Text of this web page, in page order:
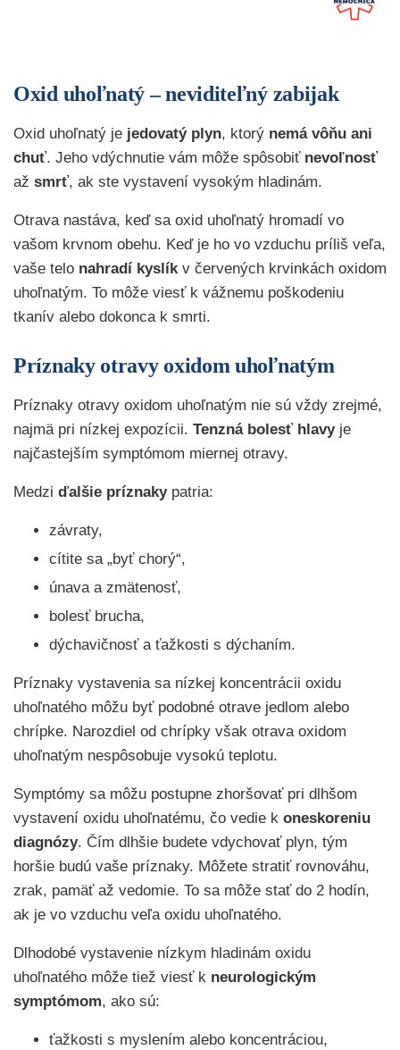
Oxid uhoľnatý – neviditeľný zabijak
Oxid uhoľnatý je jedovatý plyn, ktorý nemá vôňu ani
chuť. Jeho vdýchnutie vám môže spôsobiť nevoľnosť
až smrť, ak ste vystavení vysokým hladinám.
Otrava nastáva, keď sa oxid uhoľnatý hromadí vo
vašom krvnom obehu. Keď je ho vo vzduchu príliš veľa,
vaše telo nahradí kyslíkv červených krvinkách oxidom
uhoľnatým. To môže viesť k vážnemu poškodeniu
tkanív alebo dokonca k smrti.
Príznaky otravy oxidom uhoľnatým
Príznaky otravy oxidom uhoľnatým nie sú vždy zrejmé,
najmä pri nízkej expozícii. Tenzná bolesť hlavyje
najčastejším symptómom miernej otravy.
Medzi ďalšie príznakypatria:
závraty,
cítite sa „byť chorý“,
únava a zmätenosť,
bolesť brucha,
dýchavičnosť a ťažkosti s dýchaním.
Príznaky vystavenia sa nízkej koncentrácii oxidu
uhoľnatého môžu byť podobné otrave jedlom alebo
chrípke. Narozdiel od chrípky však otrava oxidom
uhoľnatým nespôsobuje vysokú teplotu.
Symptómy sa môžu postupne zhoršovať pri dlhšom
vystavení oxidu uhoľnatému, čo vedie k oneskoreniu
diagnózy. Čím dlhšie budete vdychovať plyn, tým
horšie budú vaše príznaky. Môžete stratiť rovnováhu,
zrak, pamäť až vedomie. To sa môže stať do 2 hodín,
ak je vo vzduchu veľa oxidu uhoľnatého.
Dlhodobé vystavenie nízkym hladinám oxidu
uhoľnatého môže tiež viesť k neurologickým
symptómom, ako sú:
ťažkosti s myslením alebo koncentráciou,